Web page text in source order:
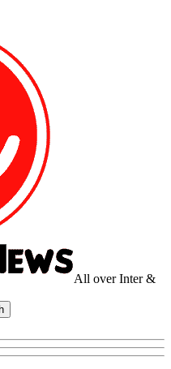
All over Inter &